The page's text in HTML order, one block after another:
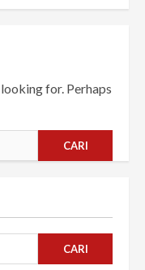
looking for. Perhaps
CARI